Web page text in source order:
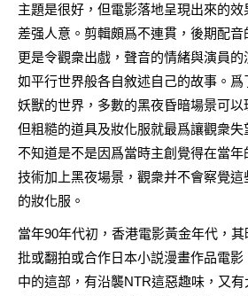
主題是很好，但電影落地呈現出來的效
差强人意。剪輯頗爲不連貫，後期配音
更是令觀衆出戲，聲音的情緒與演員的
如平行世界般各自敘述自己的故事。爲
妖獸的世界，多數的黑夜昏暗場景可以
但粗糙的道具及妝化服就最爲讓觀衆失
不知道是不是因爲當時主創覺得在當年
技術加上黑夜場景，觀衆并不會察覺這
的妝化服。
當年90年代初，香港電影黃金年代，其
批或翻拍或合作日本小説漫畫作品電影
中的這部，有沿襲NTR這惡趣味，又有